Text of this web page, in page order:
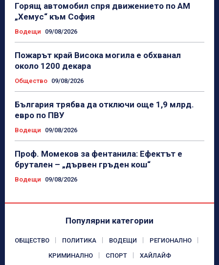
Горящ автомобил спря движението по АМ
„Хемус“ към София
Водещи 09/08/2026
Пожарът край Висока могила е обхванал
около 1200 декара
Общество 09/08/2026
България трябва да отключи още 1,9 млрд.
евро по ПВУ
Водещи 09/08/2026
Проф. Момеков за фентанила: Ефектът е
брутален – „дървен гръден кош“
Водещи 09/08/2026
Популярни категории
ОБЩЕСТВО ПОЛИТИКА ВОДЕЩИ РЕГИОНАЛНО
КРИМИНАЛНО СПОРТ ХАЙЛАЙФ